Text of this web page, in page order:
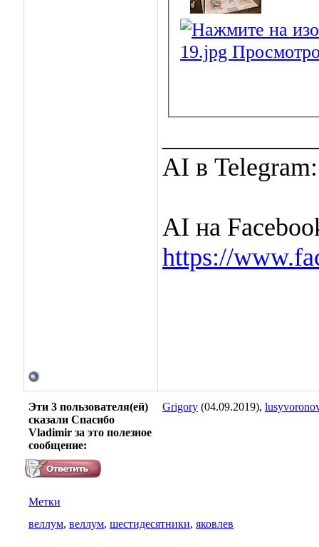
AI в
AI на
https://
Эти 3 пользователя(ей)
сказали Спасибо
Vladimir за это полезное
сообщение:
Grigory (04.09.2019),
Метки
веллум, веллум, шестидесятники, яковлев